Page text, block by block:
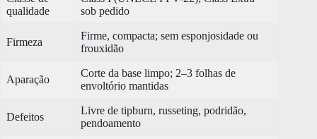
qualidade
sob pedido
Firmeza
Firme, compacta; sem esponjosidade ou
frouxidão
Aparação
Corte da base limpo; 2–3 folhas de
envoltório mantidas
Defeitos
Livre de tipburn, russeting, podridão,
pendoamento